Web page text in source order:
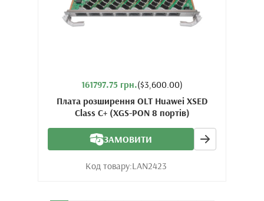
161797.75 грн.($3,600.00)
Плата розширення OLT Huawei XSED
Class C+ (XGS-PON 8 портів)
ЗАМОВИТИ
Код товару:LAN2423